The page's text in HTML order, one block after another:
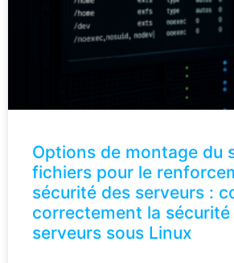
Options de montage du
fichiers pour le
sécurité des serveurs :
correctement la sécurité
serveurs sous Linux